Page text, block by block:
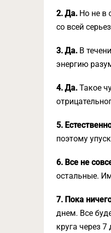
2. Да. Но не в
со всей
3. Да. В
энергию
4. Да. Такое
5.
поэтому
6. Все не
остальные.
7. Пока
днем. Все
круга через 7